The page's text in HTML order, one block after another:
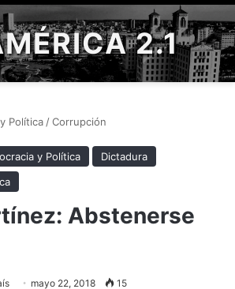
2.1
Política /Corrupción
y Política
Dictadura
Abstenerse
mayo 22, 2018 15